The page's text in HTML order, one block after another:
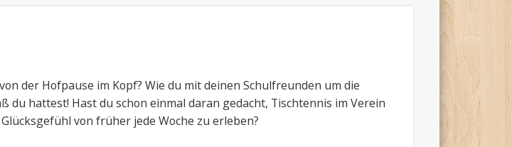
der Hofpause im Kopf? Wie du mit deinen Schulfreunden um die
hattest! Hast du schon einmal daran gedacht, Tischtennis im Verein
von früher jede Woche zu erleben?